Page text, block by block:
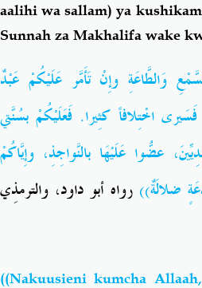
aalihi wa sallam) ya
Sunnah za Makhalifa wake
وَالطَّاعَةِ وإِنْ تَأَمَّر عَلَيْكُمْ عَبْدٌ
اخْتِلافاً كثِيرا. فَعَلَيْكُمْ بسُنَّتي
عضُّوا عَلَيْهَا بالنَّواجِذِ، وإِيَّاكُمْ
ضلالَةٌ))رواه أبو داود، والترمذِي
((Nakuusieni kumcha